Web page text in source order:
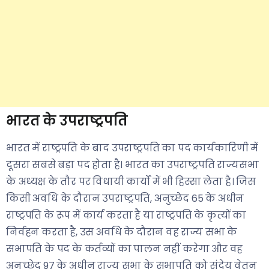
भारत के उपराष्ट्रपति
भारत में राष्ट्रपति के बाद उपराष्ट्रपति का पद कार्यकारिणी में
दूसरा सबसे बड़ा पद होता है। भारत का उपराष्ट्रपति राज्यसभा
के अध्यक्ष के तौर पर विधायी कार्यों में भी हिस्सा लेता है। जिस
किसी अवधि के दौरान उपराष्ट्रपति, अनुच्छेद 65 के अधीन
राष्ट्रपति के रूप में कार्य करता है या राष्ट्रपति के कृत्यों का
निर्वहन करता है, उस अवधि के दौरान वह राज्य सभा के
सभापति के पद के कर्तव्यों का पालन नहीं करेगा और वह
अनुच्छेद 97 के अधीन राज्य सभा के सभापति को संदेय वेतन